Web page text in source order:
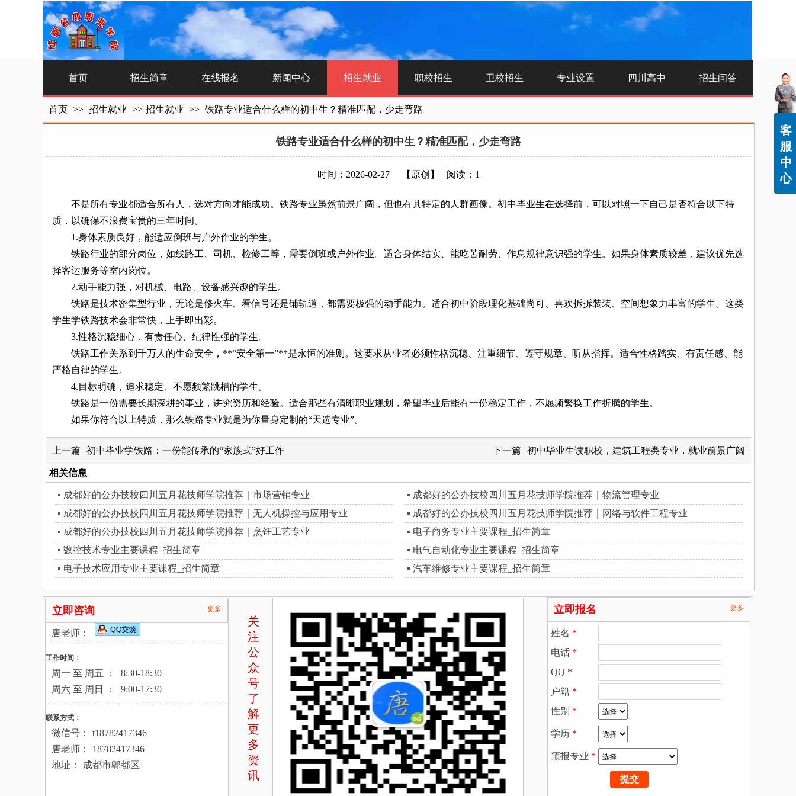
首页 招生简章 在线报名 新闻中心 招生就业 职校招生 卫校招生 专业设置 四川高中 招生问答
首页 >> 招生就业 >> 招生就业 >> 铁路专业适合什么样的初中生？精准匹配，少走弯路
铁路专业适合什么样的初中生？精准匹配，少走弯路
时间：2026-02-27 【原创】 阅读：1
不是所有专业都适合所有人，选对方向才能成功。铁路专业虽然前景广阔，但也有其特定的人群画像。初中毕业生在选择前，可以对照一下自己是否符合以下特
质，以确保不浪费宝贵的三年时间。
1.身体素质良好，能适应倒班与户外作业的学生。
铁路行业的部分岗位，如线路工、司机、检修工等，需要倒班或户外作业。适合身体结实、能吃苦耐劳、作息规律意识强的学生。如果身体素质较差，建议优先选
择客运服务等室内岗位。
2.动手能力强，对机械、电路、设备感兴趣的学生。
铁路是技术密集型行业，无论是修火车、看信号还是铺轨道，都需要极强的动手能力。适合初中阶段理化基础尚可、喜欢拆拆装装、空间想象力丰富的学生。这类
学生学铁路技术会非常快，上手即出彩。
3.性格沉稳细心，有责任心、纪律性强的学生。
铁路工作关系到千万人的生命安全，**“安全第一”**是永恒的准则。这要求从业者必须性格沉稳、注重细节、遵守规章、听从指挥。适合性格踏实、有责任感、能
严格自律的学生。
4.目标明确，追求稳定、不愿频繁跳槽的学生。
铁路是一份需要长期深耕的事业，讲究资历和经验。适合那些有清晰职业规划，希望毕业后能有一份稳定工作，不愿频繁换工作折腾的学生。
如果你符合以上特质，那么铁路专业就是为你量身定制的“天选专业”。
上一篇 初中毕业学铁路：一份能传承的“家族式”好工作 下一篇 初中毕业生读职校，建筑工程类专业，就业前景广阔
相关信息
成都好的公办技校四川五月花技师学院推荐｜市场营销专业
成都好的公办技校四川五月花技师学院推荐｜物流管理专业
成都好的公办技校四川五月花技师学院推荐｜无人机操控与应用专业
成都好的公办技校四川五月花技师学院推荐｜网络与软件工程专业
成都好的公办技校四川五月花技师学院推荐｜烹饪工艺专业
电子商务专业主要课程_招生简章
数控技术专业主要课程_招生简章
电气自动化专业主要课程_招生简章
电子技术应用专业主要课程_招生简章
汽车维修专业主要课程_招生简章
立即咨询 更多
唐老师：
工作时间：
周一 至 周五 ：
8:30-18:30
周六 至 周日 ：
9:00-17:30
联系方式：
微信号：
t18782417346
唐老师：
18782417346
地址：
成都市郫都区
立即报名 更多
姓名 *
电话 *
QQ *
户籍 *
性别 *
学历 *
预报专业 *
关
注
公
众
号
了
解
更
多
资
讯
客
服
中
心